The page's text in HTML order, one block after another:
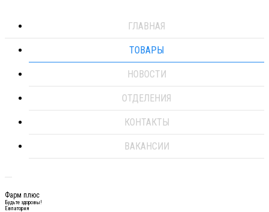
ГЛАВНАЯ
ТОВАРЫ
НОВОСТИ
ОТДЕЛЕНИЯ
КОНТАКТЫ
ВАКАНСИИ
Фарм плюс
Будьте здоровы!
Евпатория